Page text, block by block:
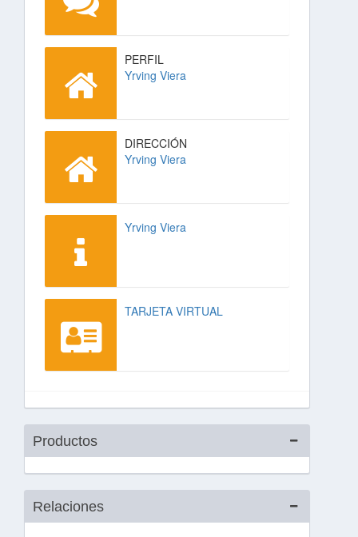
PERFIL
Yrving Viera
DIRECCIÓN
Yrving Viera
Yrving Viera
TARJETA VIRTUAL
Productos
Relaciones